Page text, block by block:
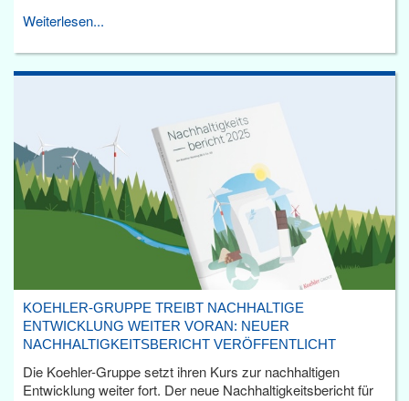
Weiterlesen...
KOEHLER-GRUPPE TREIBT NACHHALTIGE
ENTWICKLUNG WEITER VORAN: NEUER
NACHHALTIGKEITSBERICHT VERÖFFENTLICHT
Die Koehler-Gruppe setzt ihren Kurs zur nachhaltigen
Entwicklung weiter fort. Der neue Nachhaltigkeitsbericht für